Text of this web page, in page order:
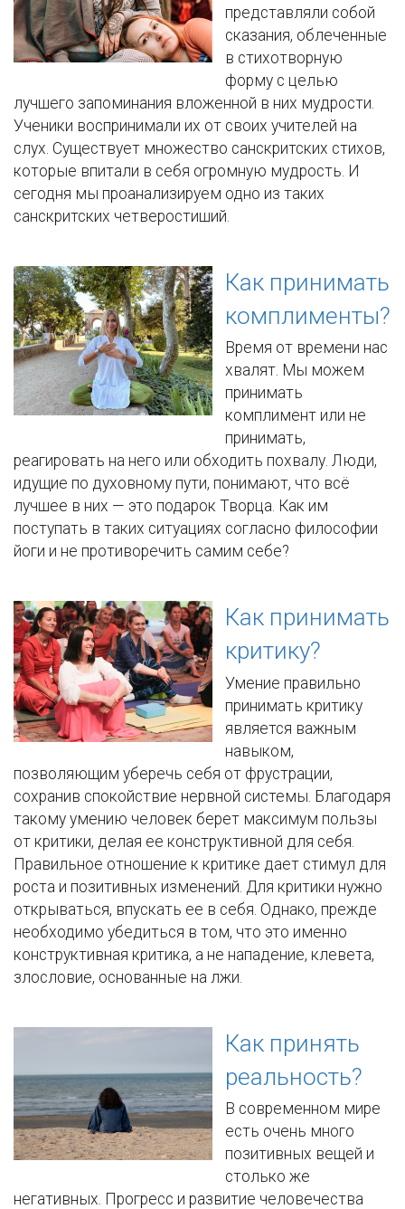
представляли собой
сказания, облеченные
в стихотворную
форму с целью
лучшего запоминания вложенной в них мудрости.
Ученики воспринимали их от своих учителей на
слух. Существует множество санскритских стихов,
которые впитали в себя огромную мудрость. И
сегодня мы проанализируем одно из таких
санскритских четверостиший.
Как принимать
комплименты?
Время от времени нас
хвалят. Мы можем
принимать
комплимент или не
принимать,
реагировать на него или обходить похвалу. Люди,
идущие по духовному пути, понимают, что всё
лучшее в них — это подарок Творца. Как им
поступать в таких ситуациях согласно философии
йоги и не противоречить самим себе?
Как принимать
критику?
Умение правильно
принимать критику
является важным
навыком,
позволяющим уберечь себя от фрустрации,
сохранив спокойствие нервной системы. Благодаря
такому умению человек берет максимум пользы
от критики, делая ее конструктивной для себя.
Правильное отношение к критике дает стимул для
роста и позитивных изменений. Для критики нужно
открываться, впускать ее в себя. Однако, прежде
необходимо убедиться в том, что это именно
конструктивная критика, а не нападение, клевета,
злословие, основанные на лжи.
Как принять
реальность?
В современном мире
есть очень много
позитивных вещей и
столько же
негативных. Прогресс и развитие человечества